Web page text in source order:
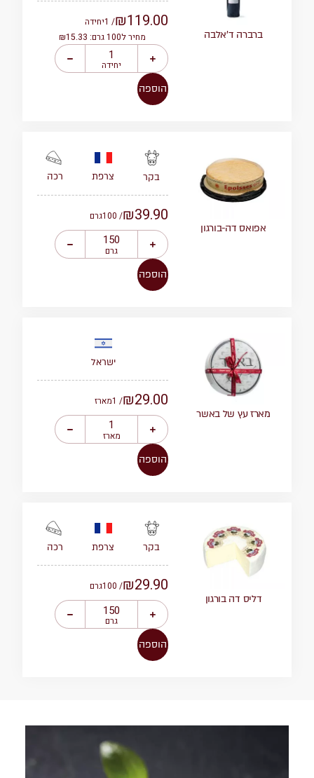
ברברה ד’אלבה
₪119.00
/ 1 יחידה
מחיר ל100 גרם: ₪15.33
יחידה
הוספה
אפואס דה-בורגון
בקר צרפת רכה
₪39.90
/ 100 גרם
גרם
הוספה
מארז עץ של באשר
ישראל
₪29.00
/ 1 מארז
מארז
הוספה
דליס דה בורגון
בקר צרפת רכה
₪29.90
/ 100 גרם
גרם
הוספה